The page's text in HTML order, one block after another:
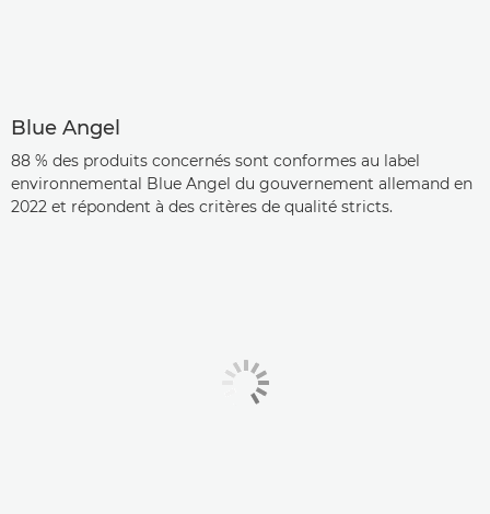
Blue Angel
88 % des produits concernés sont conformes au label
environnemental Blue Angel du gouvernement allemand en
2022 et répondent à des critères de qualité stricts.